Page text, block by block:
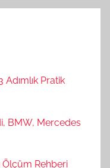
Adımlık Pratik
BMW, Mercedes
Ölçüm Rehberi